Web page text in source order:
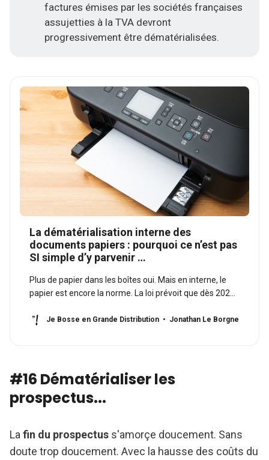
factures émises par les sociétés françaises
assujetties à la TVA devront
progressivement être dématérialisées.
La dématérialisation interne des
documents papiers : pourquoi ce n’est pas
SI simple d’y parvenir …
Plus de papier dans les boîtes oui. Mais en interne, le
papier est encore la norme. La loi prévoit que dès 2023,
françaises assujetties à la TVA devront
Je Bosse en Grande Distribution Jonathan Le Borgne
#16 Dématérialiser les
prospectus...
La fin du prospectus s'amorçe doucement. Sans
doute trop doucement. Avec la hausse des coûts du